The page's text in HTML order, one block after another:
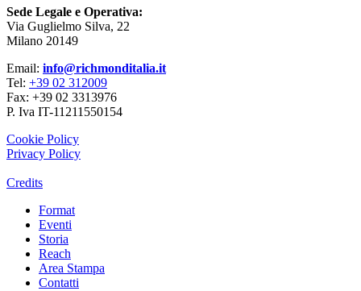
Sede Legale e Operativa:
Via Guglielmo Silva, 22
Milano 20149
Email: info@richmonditalia.it
Tel: +39 02 312009
Fax: +39 02 3313976
P. Iva IT-11211550154
Cookie Policy
Privacy Policy
Credits
Format
Eventi
Storia
Reach
Area Stampa
Contatti